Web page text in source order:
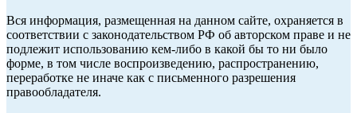
Вся информация, размещенная на данном сайте, охраняется в
соответствии с законодательством РФ об авторском праве и не
подлежит использованию кем-либо в какой бы то ни было
форме, в том числе воспроизведению, распространению,
переработке не иначе как с письменного разрешения
правообладателя.